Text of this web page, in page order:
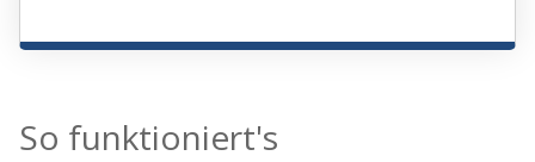
So funktioniert's